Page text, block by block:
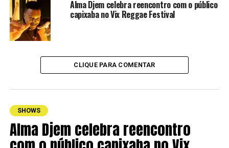
Alma Djem celebra reencontro com o público
capixaba no Vix Reggae Festival
CLIQUE PARA COMENTAR
SHOWS
Alma Djem celebra reencontro